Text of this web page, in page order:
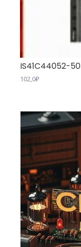
IS41C44052-
102,0₽